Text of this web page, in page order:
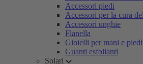
Accessori piedi
Accessori per la cura
Accessori unghie
Flanella
Gioielli per mani e piedi
Guanti esfolianti
Solari